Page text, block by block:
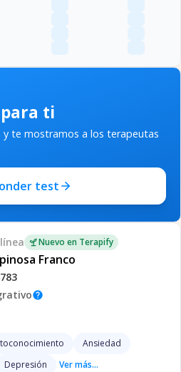
ti
y te mostramos a los terapeutas
test
Nuevo en Terapify
Franco
help
Ansiedad
Depresión Ver más...